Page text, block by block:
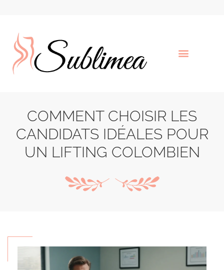
COMMENT CHOISIR LES
CANDIDATS IDÉALES POUR
UN LIFTING COLOMBIEN